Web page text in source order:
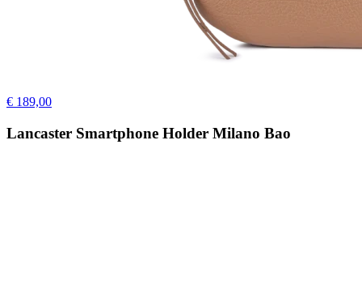
€ 189,00
Lancaster Smartphone Holder Milano Bao